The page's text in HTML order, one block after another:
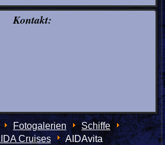
Kontakt:
Fotogalerien
Schiffe
Cruises AIDAvita